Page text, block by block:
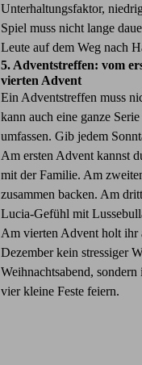
Unterhaltungsfaktor,
Spiel muss nicht lange
Leute auf dem Weg nach
5. Adventstreffen: vom
vierten Advent
Ein Adventstreffen muss
kann auch eine ganze
umfassen. Gib jedem
Am ersten Advent kannst
mit der Familie. Am
zusammen backen. Am
Lucia-Gefühl mit
Am vierten Advent holt ihr
Dezember kein stressiger
Weihnachtsabend,
vier kleine Feste feiern.